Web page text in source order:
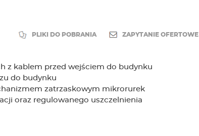
PLIKI DO POBRANIA ZAPYTANIE OFERTOWE
z kablem przed wejściem do budynku
do budynku
zatrzaskowym mikrorurek
oraz regulowanego uszczelnienia